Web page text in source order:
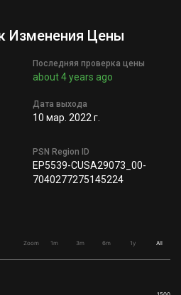
Изменения Цены
Последняя проверка цены
about 4 years ago
Дата выхода
10 мар. 2022 г.
PSN Region ID
EP5539-CUSA29073_00-
7040277275145224
Zoom 1m 3m 6m 1y All